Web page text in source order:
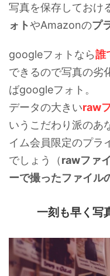
写真を保存しておけ
ォトやAmazonのプ
googleフォトなら誰
できるので写真の劣
ばgoogleフォト。
データの大きいraw
いうこだわり派のあ
イム会員限定のプラ
でしょう（rawファ
ーで撮ったファイル
一刻も早く写